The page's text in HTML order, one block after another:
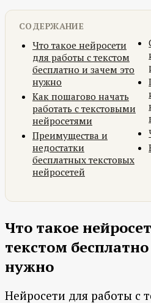
СОДЕРЖАНИЕ
Что такое нейросети
для работы с текстом
бесплатно и зачем это
нужно
Как пошагово начать
работать с текстовыми
нейросетями
Преимущества и
недостатки
бесплатных текстовых
нейросетей
Что такое
текстом
нужно
Нейросети для работы с